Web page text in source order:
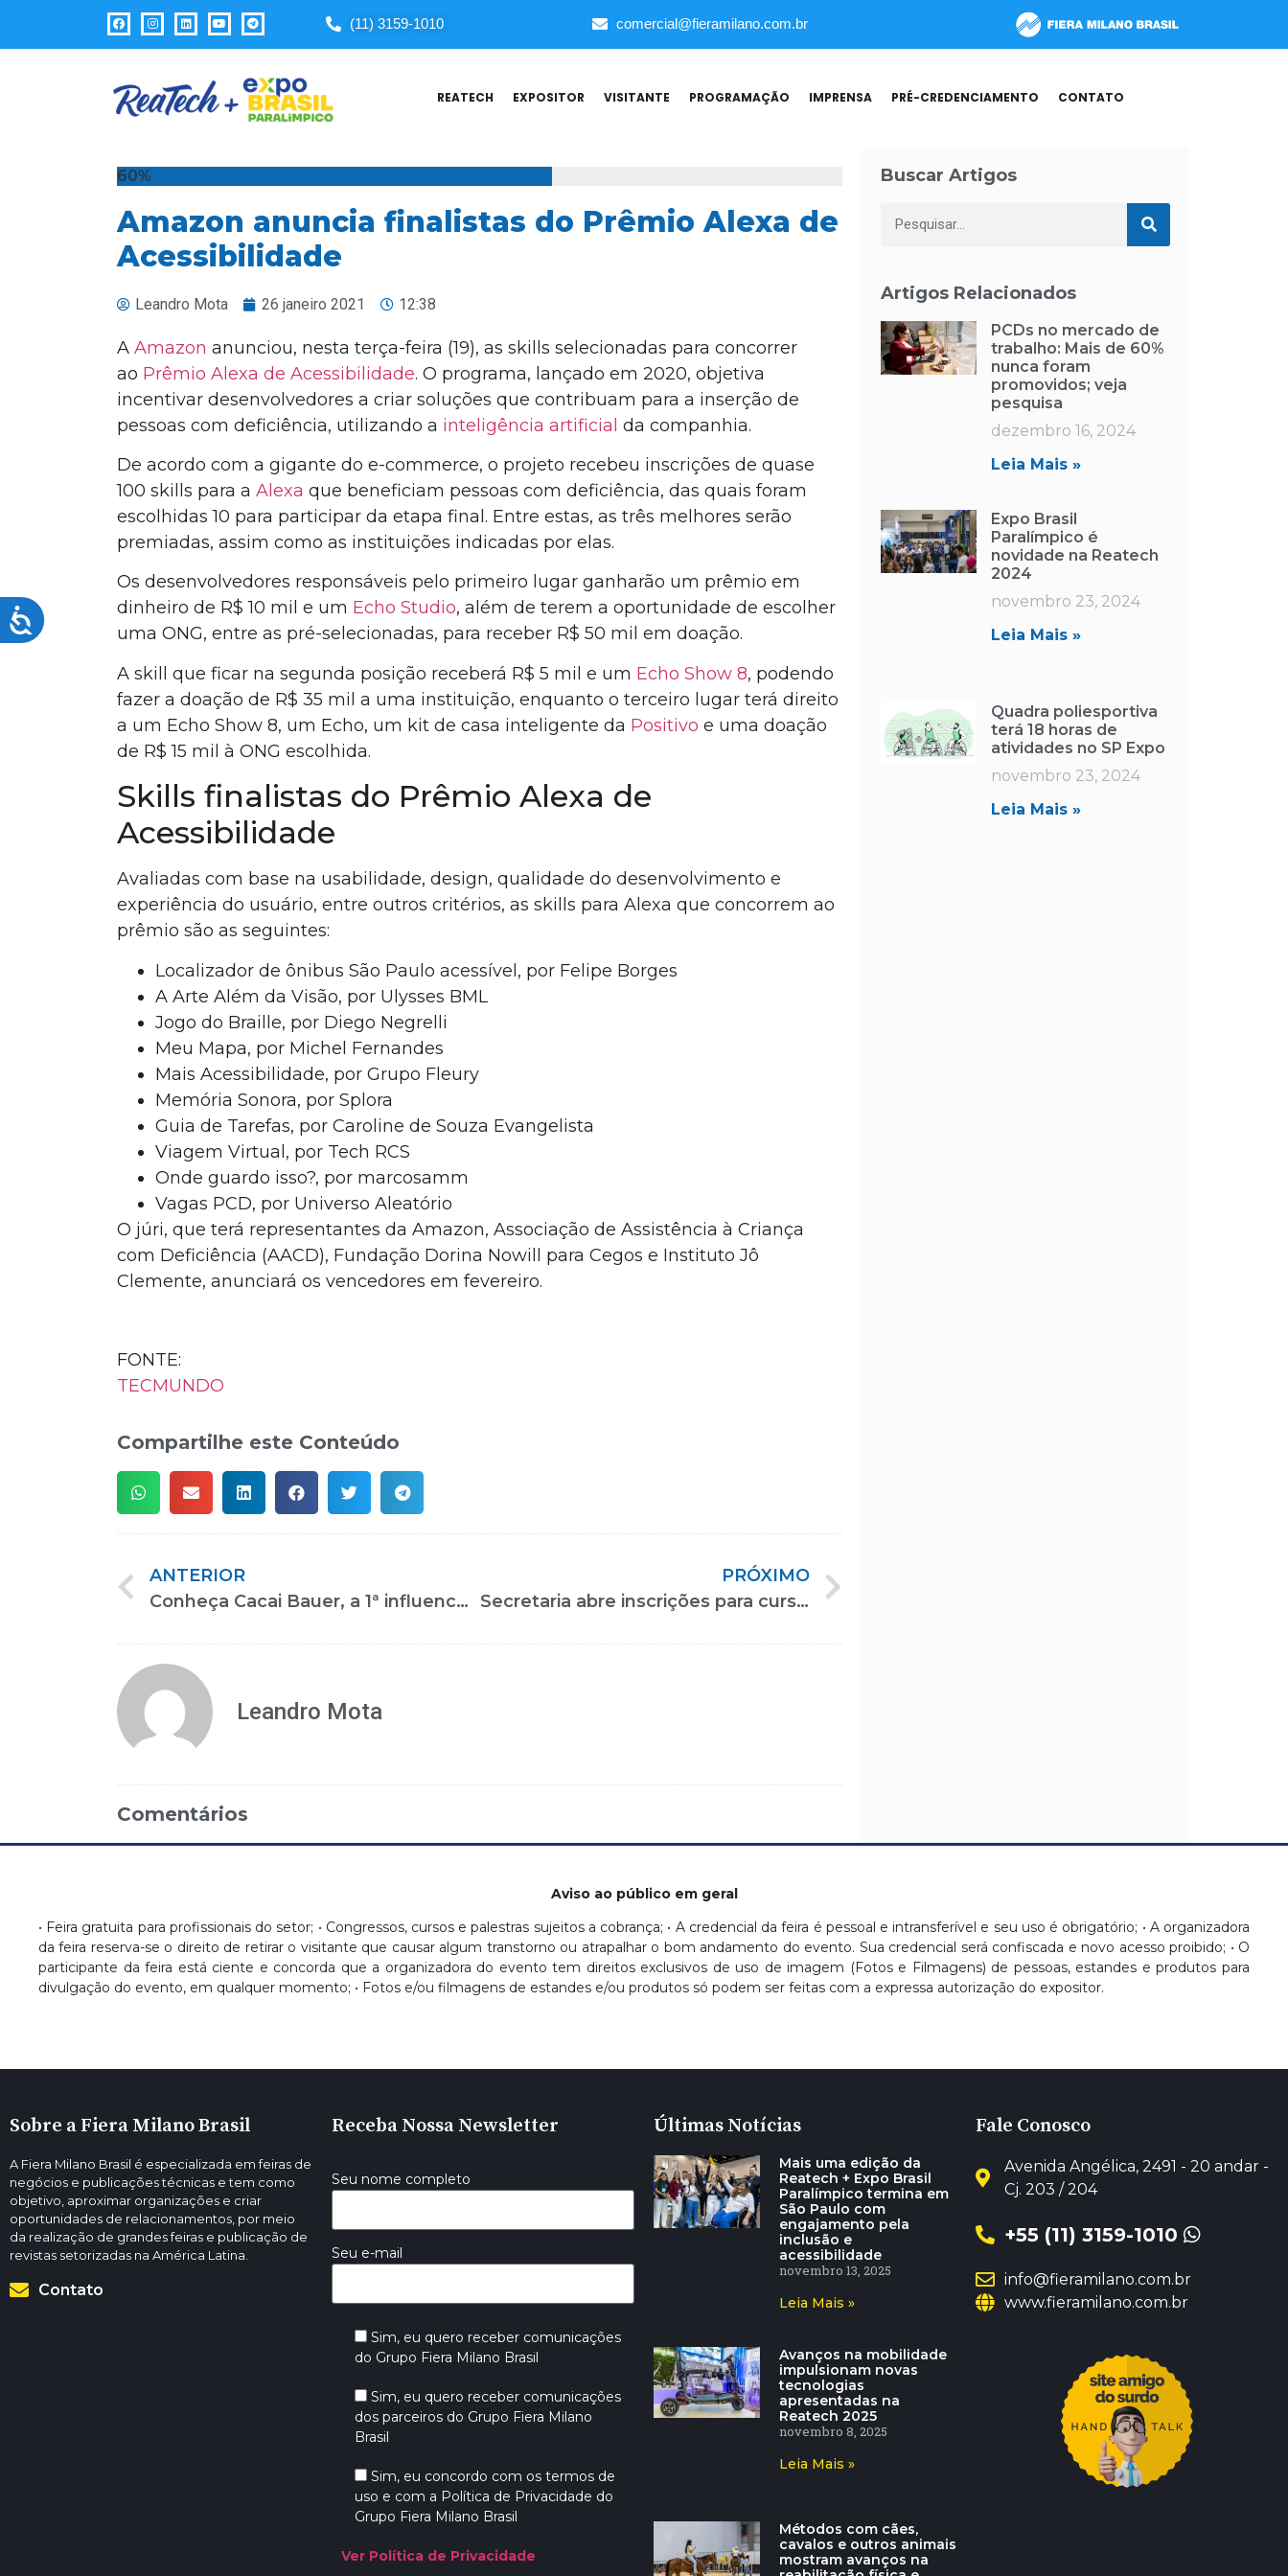
Pressione
Control-
Acessibilidade
(11) 3159-1010 comercial@fieramilano.com.br
REATECH EXPOSITOR VISITANTE PROGRAMAÇÃO IMPRENSA PRÉ-CREDENCIAMENTO CONTATO
60%
Amazon anuncia finalistas do Prêmio Alexa de
Acessibilidade
Leandro Mota 26 janeiro 2021 12:38
A Amazon anunciou, nesta terça-feira (19), as skills selecionadas para concorrer
ao Prêmio Alexa de Acessibilidade. O programa, lançado em 2020, objetiva
incentivar desenvolvedores a criar soluções que contribuam para a inserção de
pessoas com deficiência, utilizando a inteligência artificial da companhia.
De acordo com a gigante do e-commerce, o projeto recebeu inscrições de quase
100 skills para a Alexa que beneficiam pessoas com deficiência, das quais foram
escolhidas 10 para participar da etapa final. Entre estas, as três melhores serão
premiadas, assim como as instituições indicadas por elas.
Os desenvolvedores responsáveis pelo primeiro lugar ganharão um prêmio em
dinheiro de R$ 10 mil e um Echo Studio, além de terem a oportunidade de escolher
uma ONG, entre as pré-selecionadas, para receber R$ 50 mil em doação.
A skill que ficar na segunda posição receberá R$ 5 mil e um Echo Show 8, podendo
fazer a doação de R$ 35 mil a uma instituição, enquanto o terceiro lugar terá direito
a um Echo Show 8, um Echo, um kit de casa inteligente da Positivo e uma doação
de R$ 15 mil à ONG escolhida.
Skills finalistas do Prêmio Alexa de
Acessibilidade
Avaliadas com base na usabilidade, design, qualidade do desenvolvimento e
experiência do usuário, entre outros critérios, as skills para Alexa que concorrem ao
prêmio são as seguintes:
Localizador de ônibus São Paulo acessível, por Felipe Borges
A Arte Além da Visão, por Ulysses BML
Jogo do Braille, por Diego Negrelli
Meu Mapa, por Michel Fernandes
Mais Acessibilidade, por Grupo Fleury
Memória Sonora, por Splora
Guia de Tarefas, por Caroline de Souza Evangelista
Viagem Virtual, por Tech RCS
Onde guardo isso?, por marcosamm
Vagas PCD, por Universo Aleatório
O júri, que terá representantes da Amazon, Associação de Assistência à Criança
com Deficiência (AACD), Fundação Dorina Nowill para Cegos e Instituto Jô
Clemente, anunciará os vencedores em fevereiro.
FONTE:
TECMUNDO
Compartilhe este Conteúdo
ANTERIOR
Conheça Cacai Bauer, a 1ª influencer com síndrome de down no mundo
PRÓXIMO
Secretaria abre inscrições para curso gratuito e online de Libras
Leandro Mota
Comentários
Buscar Artigos
Artigos Relacionados
PCDs no mercado de
trabalho: Mais de 60%
nunca foram
promovidos; veja
pesquisa
dezembro 16, 2024
Leia Mais »
Expo Brasil
Paralímpico é
novidade na Reatech
2024
novembro 23, 2024
Leia Mais »
Quadra poliesportiva
terá 18 horas de
atividades no SP Expo
novembro 23, 2024
Leia Mais »
Aviso ao público em geral
• Feira gratuita para profissionais do setor; • Congressos, cursos e palestras sujeitos a cobrança; • A credencial da feira é pessoal e intransferível e seu uso é obrigatório; • A organizadora
da feira reserva-se o direito de retirar o visitante que causar algum transtorno ou atrapalhar o bom andamento do evento. Sua credencial será confiscada e novo acesso proibido; • O
participante da feira está ciente e concorda que a organizadora do evento tem direitos exclusivos de uso de imagem (Fotos e Filmagens) de pessoas, estandes e produtos para
divulgação do evento, em qualquer momento; • Fotos e/ou filmagens de estandes e/ou produtos só podem ser feitas com a expressa autorização do expositor.
Sobre a Fiera Milano Brasil
A Fiera Milano Brasil é especializada em feiras de
negócios e publicações técnicas e tem como
objetivo, aproximar organizações e criar
oportunidades de relacionamentos, por meio
da realização de grandes feiras e publicação de
revistas setorizadas na América Latina.
Contato
Receba Nossa Newsletter
Seu nome completo
Seu e-mail
Sim, eu quero receber comunicações
do Grupo Fiera Milano Brasil
Sim, eu quero receber comunicações
dos parceiros do Grupo Fiera Milano
Brasil
Sim, eu concordo com os termos de
uso e com a Política de Privacidade do
Grupo Fiera Milano Brasil
Ver Política de Privacidade
Últimas Notícias
Mais uma edição da
Reatech + Expo Brasil
Paralímpico termina em
São Paulo com
engajamento pela
inclusão e
acessibilidade
novembro 13, 2025
Leia Mais »
Avanços na mobilidade
impulsionam novas
tecnologias
apresentadas na
Reatech 2025
novembro 8, 2025
Leia Mais »
Métodos com cães,
cavalos e outros animais
mostram avanços na
Fale Conosco
Avenida Angélica, 2491 - 20 andar -
Cj. 203 / 204
+55 (11) 3159-1010
info@fieramilano.com.br
www.fieramilano.com.br